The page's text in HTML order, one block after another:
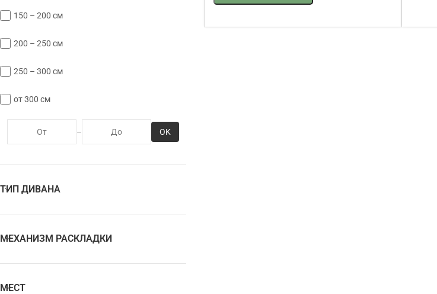
150 – 200 см
200 – 250 см
250 – 300 см
от 300 см
– OK
ТИП ДИВАНА
МЕХАНИЗМ РАСКЛАДКИ
МЕСТ